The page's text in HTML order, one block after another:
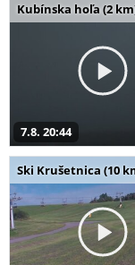
Kubínska hoľa (2
7.8. 20:44
Ski Krušetnica (10